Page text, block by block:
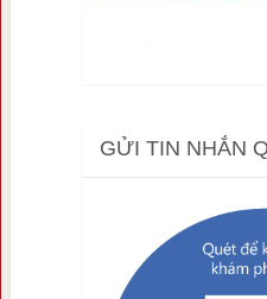
GỬI TIN NHẮN